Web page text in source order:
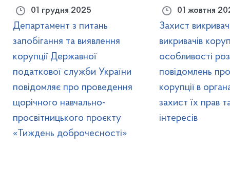
01 грудня 2025
Департамент з питань
запобігання та виявлення
корупції Державної
податкової служби України
повідомляє про проведення
щорічного навчально-
просвітницького проєкту
«Тиждень доброчесності»
01 жовтня
Захист
викривачів
особливості
повідомлень
корупції в
захист їх прав
інтересів